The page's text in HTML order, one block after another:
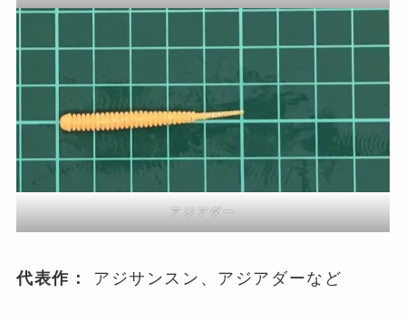
アジアダー
代表作： アジサンスン、アジアダーなど